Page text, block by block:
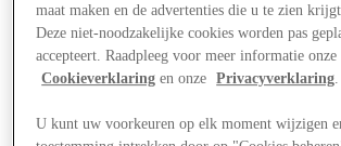
Aanbiedingen
maat maken en de advertenties die u te zien krijgt
Deze niet-noodzakelijke cookies worden pas
accepteert. Raadpleeg voor meer informatie onze
Cookieverklaring en onze Privacyverklaring
U kunt uw voorkeuren op elk moment wijzigen